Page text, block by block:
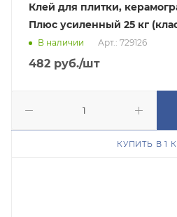
Клей для плитки,
Плюс усиленный 25 кг
В наличии Арт.: 729126
482 руб./шт
КУПИТЬ В 1